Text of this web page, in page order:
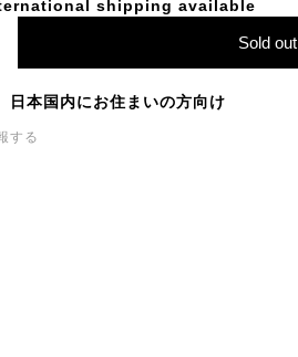
shipping available
Sold out
日本国内にお住まいの方向け
する